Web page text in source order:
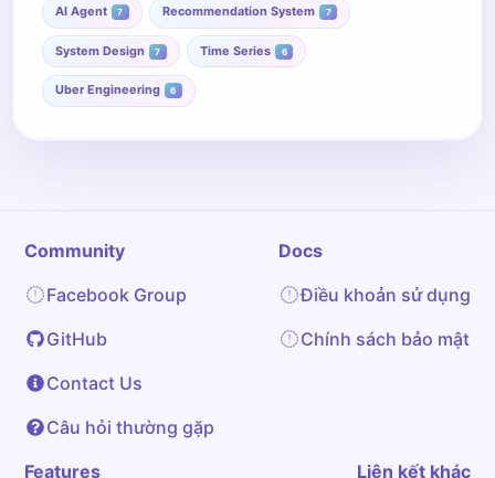
AI Agent 7 Recommendation System 7
System Design 7 Time Series 6
Uber Engineering 6
Community
Facebook Group
GitHub
Contact Us
Câu hỏi thường gặp
Docs
Điều khoản sử dụng
Chính sách bảo mật
Features Liên kết khác